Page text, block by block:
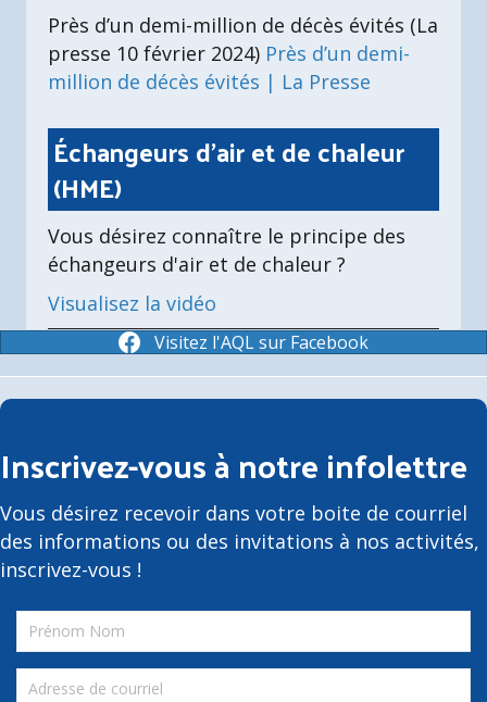
Près d’un demi-million de décès évités (La
presse 10 février 2024) Près d’un demi-
million de décès évités | La Presse
Échangeurs d'air et de chaleur
(HME)
Vous désirez connaître le principe des
échangeurs d'air et de chaleur ?
Visualisez la vidéo
Visitez l'AQL sur Facebook
Inscrivez-vous à notre infolettre
Vous désirez recevoir dans votre boite de courriel
des informations ou des invitations à nos activités,
inscrivez-vous !